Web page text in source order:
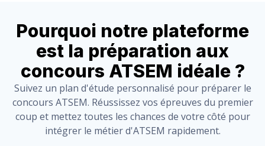
Pourquoi notre plateforme
est la préparation aux
concours ATSEM idéale ?
Suivez un plan d'étude personnalisé pour préparer le
concours ATSEM. Réussissez vos épreuves du premier
coup et mettez toutes les chances de votre côté pour
intégrer le métier d'ATSEM rapidement.